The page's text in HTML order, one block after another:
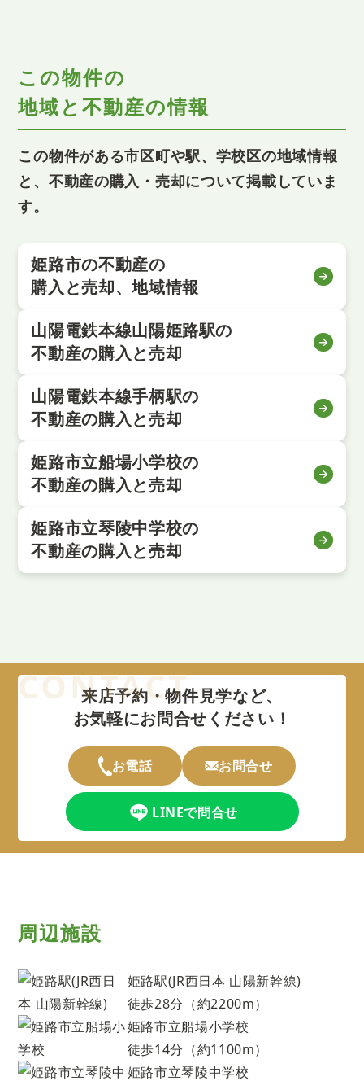
この物件の
地域と不動産の情報
この物件がある市区町や駅、学校区の地域情報
と、不動産の購入・売却について掲載していま
す。
姫路市の不動産の
購入と売却、地域情報
山陽電鉄本線山陽姫路駅の
不動産の購入と売却
山陽電鉄本線手柄駅の
不動産の購入と売却
姫路市立船場小学校の
不動産の購入と売却
姫路市立琴陵中学校の
不動産の購入と売却
来店予約・物件見学など、
お気軽にお問合せください！
お電話 お問合せ
LINEで問合せ
周辺施設
姫路駅(JR西日本 山陽新幹線)
徒歩28分（約2200m）
姫路市立船場小学校
徒歩14分（約1100m）
姫路市立琴陵中学校